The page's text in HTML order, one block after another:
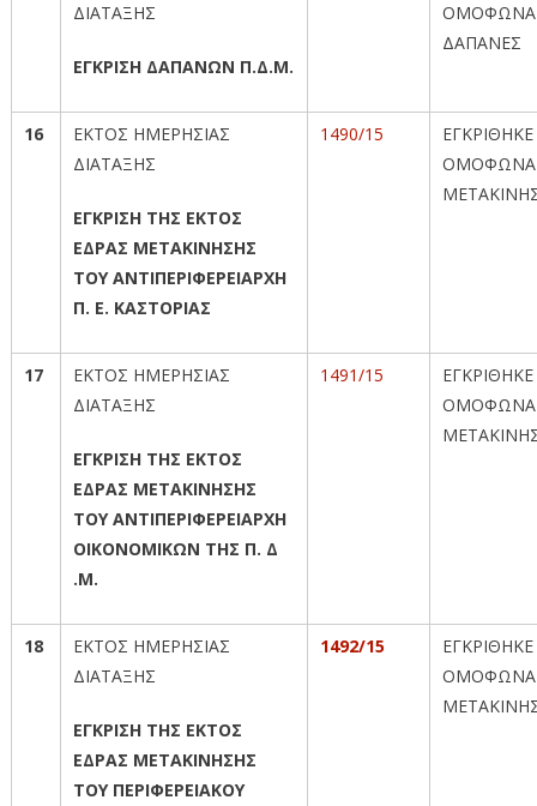
ΔΙΑΤΑΞΗΣ
ΕΓΚΡΙΣΗ ΔΑΠΑΝΩΝ Π.Δ.Μ.
ΟΜΟΦΩΝΑ
ΔΑΠΑΝΕΣ
16
ΕΚΤΟΣ ΗΜΕΡΗΣΙΑΣ
ΔΙΑΤΑΞΗΣ
ΕΓΚΡΙΣΗ ΤΗΣ ΕΚΤΟΣ
ΕΔΡΑΣ ΜΕΤΑΚΙΝΗΣΗΣ
ΤΟΥ ΑΝΤΙΠΕΡΙΦΕΡΕΙΑΡΧΗ
Π. Ε. ΚΑΣΤΟΡΙΑΣ
1490/15
ΕΓΚΡΙΘΗΚΕ
ΟΜΟΦΩΝΑ
17
ΕΚΤΟΣ ΗΜΕΡΗΣΙΑΣ
ΔΙΑΤΑΞΗΣ
ΕΓΚΡΙΣΗ ΤΗΣ ΕΚΤΟΣ
ΕΔΡΑΣ ΜΕΤΑΚΙΝΗΣΗΣ
ΤΟΥ ΑΝΤΙΠΕΡΙΦΕΡΕΙΑΡΧΗ
ΟΙΚΟΝΟΜΙΚΩΝ ΤΗΣ Π. Δ
.Μ.
1491/15
ΕΓΚΡΙΘΗΚΕ
ΟΜΟΦΩΝΑ
18
ΕΚΤΟΣ ΗΜΕΡΗΣΙΑΣ
ΔΙΑΤΑΞΗΣ
ΕΓΚΡΙΣΗ ΤΗΣ ΕΚΤΟΣ
ΕΔΡΑΣ ΜΕΤΑΚΙΝΗΣΗΣ
ΤΟΥ ΠΕΡΙΦΕΡΕΙΑΚΟΥ
1492/15
ΕΓΚΡΙΘΗΚΕ
ΟΜΟΦΩΝΑ